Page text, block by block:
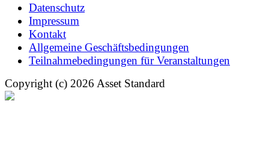
Datenschutz
Impressum
Kontakt
Allgemeine Geschäftsbedingungen
Teilnahmebedingungen für Veranstaltungen
Copyright (c) 2026 Asset Standard